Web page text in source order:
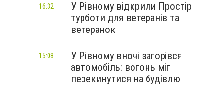
У Рівному відкрили Простір
турботи для ветеранів та
ветеранок
16:32
У Рівному вночі загорівся
автомобіль: вогонь міг
перекинутися на будівлю
15:08